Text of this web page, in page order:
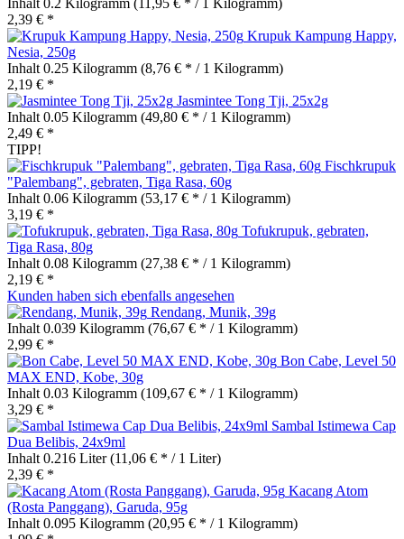
2,39 € *
Krupuk Kampung Happy,
Nesia, 250g
Inhalt 0.25 Kilogramm (8,76 € * / 1 Kilogramm)
2,19 € *
Jasmintee Tong Tji, 25x2g
Inhalt 0.05 Kilogramm (49,80 € * / 1 Kilogramm)
2,49 € *
TIPP!
Fischkrupuk
"Palembang", gebraten, Tiga Rasa, 60g
Inhalt 0.06 Kilogramm (53,17 € * / 1 Kilogramm)
3,19 € *
Tofukrupuk, gebraten,
Tiga Rasa, 80g
Inhalt 0.08 Kilogramm (27,38 € * / 1 Kilogramm)
2,19 € *
Kunden haben sich ebenfalls angesehen
Rendang, Munik, 39g
Inhalt 0.039 Kilogramm (76,67 € * / 1 Kilogramm)
2,99 € *
Bon Cabe, Level 50
MAX END, Kobe, 30g
Inhalt 0.03 Kilogramm (109,67 € * / 1 Kilogramm)
3,29 € *
Sambal Istimewa Cap
Dua Belibis, 24x9ml
Inhalt 0.216 Liter(11,06 € * / 1 Liter)
2,39 € *
Kacang Atom
(Rosta Panggang), Garuda, 95g
Inhalt 0.095 Kilogramm (20,95 € * / 1 Kilogramm)